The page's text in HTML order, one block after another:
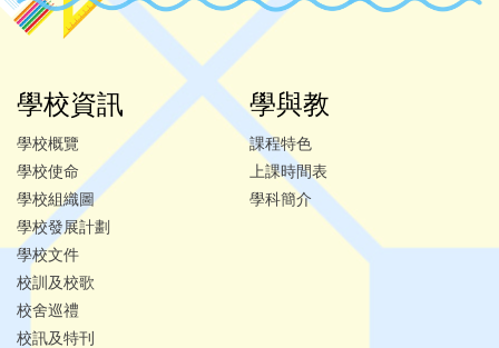
學校資訊
學校概覽
學校使命
學校組織圖
學校發展計劃
學校文件
校訓及校歌
校舍巡禮
校訊及特刊
學與教
課程特色
上課時間表
學科簡介